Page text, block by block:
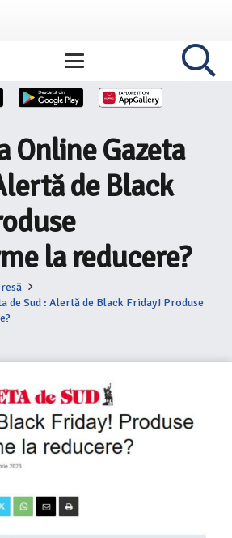
Online Gazeta
de Black
la reducere?
de Sud : Alertă de Black Friday! Produse